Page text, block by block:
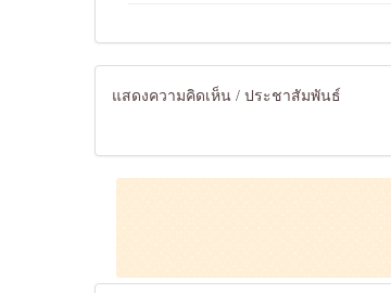
แสดงความคิดเห็น / ประชาสัมพันธ์